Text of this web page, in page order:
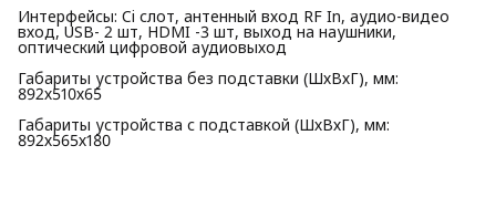
Интерфейсы: Ci слот, антенный вход RF In, аудио-видео
вход, USB- 2 шт, HDMI -3 шт, выход на наушники,
оптический цифровой аудиовыход
Габариты устройства без подставки (ШхВхГ), мм:
892х510х65
Габариты устройства с подставкой (ШхВхГ), мм:
892х565х180